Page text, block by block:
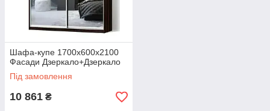
Шафа-купе 1700x600х2100
Фасади Дзеркало+Дзеркало
Під замовлення
10 861 ₴